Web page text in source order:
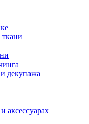
декупажа
аксессуарах